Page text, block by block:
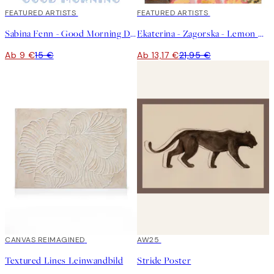
40%*
FEATURED ARTISTS
Sabina Fenn - Good Morning Dive Poster
Ab 9 €15 €
40%*
FEATURED ARTISTS
Ekaterina - Zagorska - Lemon Cocktail Poster
Ab 13,17 €21,95 €
30%*
CANVAS REIMAGINED
Textured Lines Leinwandbild
50%*
AW25
Stride Poster